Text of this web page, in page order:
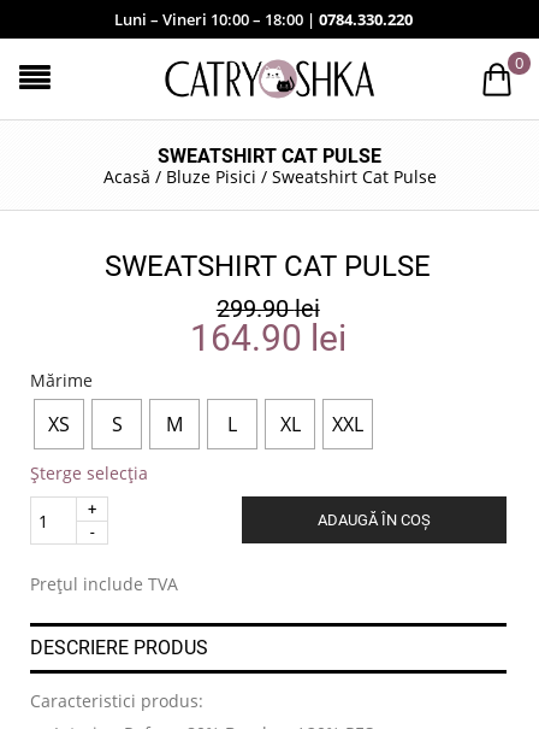
Luni – Vineri 10:00 – 18:00 | 0784.330.220
0
SWEATSHIRT CAT PULSE
Acasă / Bluze Pisici / Sweatshirt Cat Pulse
SWEATSHIRT CAT PULSE
299.90lei
164.90 lei
Mărime
XS S M L XL XXL
Șterge selecția
Quantity
ADAUGĂ ÎN COȘ
Prețul include TVA
DESCRIERE PRODUS
Caracteristici produs: